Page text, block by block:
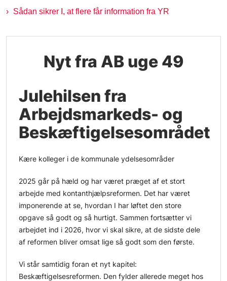
Sådan sikrer I, at flere får information fra YR
Nyt fra AB uge 49
Julehilsen fra
Arbejdsmarkeds- og
Beskæftigelsesområdet
Kære kolleger i de kommunale ydelsesområder
2025 går på hæld og har været præget af et stort
arbejde med kontanthjælpsreformen. Det har været
imponerende at se, hvordan I har løftet den store
opgave så godt og så hurtigt. Sammen fortsætter vi
arbejdet ind i 2026, hvor vi skal sikre, at de sidste dele
af reformen bliver omsat lige så godt som den første.
Vi står samtidig foran et nyt kapitel:
Beskæftigelsesreformen. Den fylder allerede meget hos